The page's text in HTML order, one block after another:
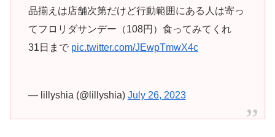
品揃えは店舗次第だけど行動範囲にある人は寄っ
てフロリダサンデー（108円）食ってみてくれ
31日まで pic.twitter.com/JEwpTmwX4c
— lillyshia (@lillyshia) July 26, 2023